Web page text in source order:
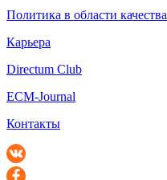
Политика в области качества
Карьера
Directum Club
ECM-Journal
Контакты